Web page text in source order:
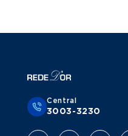
Central
3003-3230